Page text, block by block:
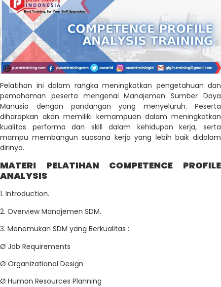
Pelatihan ini dalam rangka meningkatkan pengetahuan dan
pemahaman peserta mengenai Manajemen Sumber Daya
Manusia dengan pandangan yang menyeluruh. Peserta
diharapkan akan memiliki kemampuan dalam meningkatkan
kualitas performa dan skill dalam kehidupan kerja, serta
mampu membangun suasana kerja yang lebih baik didalam
dirinya.
MATERI PELATIHAN COMPETENCE PROFILE
ANALYSIS
1. Introduction.
2. Overview Manajemen SDM.
3. Menemukan SDM yang Berkualitas :
Ø Job Requirements
Ø Organizational Design
Ø Human Resources Planning